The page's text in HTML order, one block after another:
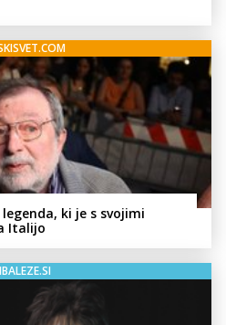
ki je s svojimi
Italijo